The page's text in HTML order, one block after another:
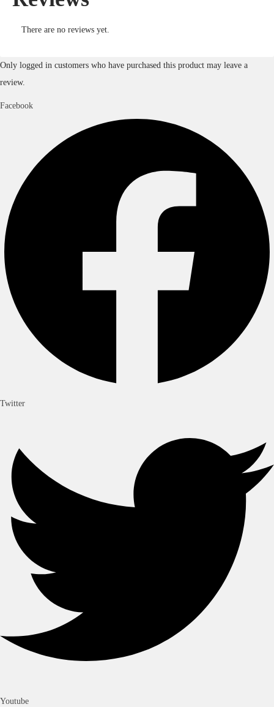
There are no reviews yet.
Only logged in customers who have purchased this product may leave a
review.
Facebook
Twitter
Youtube